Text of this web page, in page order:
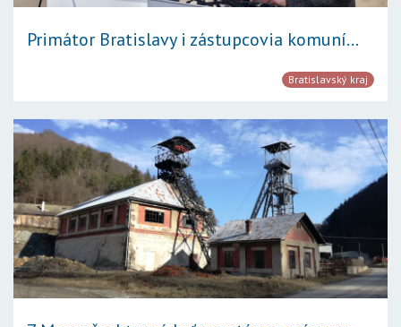
Primátor Bratislavy i zástupcovia komuní...
Bratislavský kraj